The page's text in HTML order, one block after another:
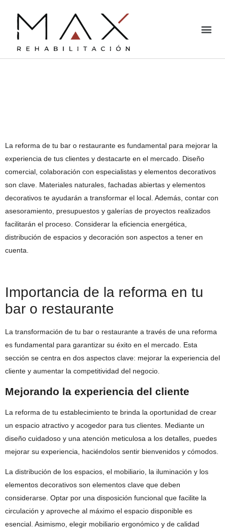
La reforma de tu bar o restaurante es fundamental para mejorar la
experiencia de tus clientes y destacarte en el mercado. Diseño
comercial, colaboración con especialistas y elementos decorativos
son clave. Materiales naturales, fachadas abiertas y elementos
decorativos te ayudarán a transformar el local. Además, contar con
asesoramiento, presupuestos y galerías de proyectos realizados
facilitarán el proceso. Considerar la eficiencia energética,
distribución de espacios y decoración son aspectos a tener en
cuenta.
Importancia de la reforma en tu
bar o restaurante
La transformación de tu bar o restaurante a través de una reforma
es fundamental para garantizar su éxito en el mercado. Esta
sección se centra en dos aspectos clave: mejorar la experiencia del
cliente y aumentar la competitividad del negocio.
Mejorando la experiencia del cliente
La reforma de tu establecimiento te brinda la oportunidad de crear
un espacio atractivo y acogedor para tus clientes. Mediante un
diseño cuidadoso y una atención meticulosa a los detalles, puedes
mejorar su experiencia, haciéndolos sentir bienvenidos y cómodos.
La distribución de los espacios, el mobiliario, la iluminación y los
elementos decorativos son elementos clave que deben
considerarse. Optar por una disposición funcional que facilite la
circulación y aproveche al máximo el espacio disponible es
esencial. Asimismo, elegir mobiliario ergonómico y de calidad